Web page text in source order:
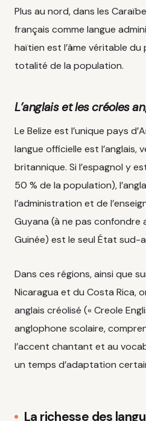
Plus au nord, dans les
français comme langue
haïtien est l’âme véritable
totalité de la population.
L’anglais et les créoles
Le Belize est l’unique pays
langue officielle est l’anglais,
britannique. Si l’espagnol y
50 % de la population),
l’administration et de
Guyana (à ne pas confondre
Guinée) est le seul État sud-
Dans ces régions, ainsi que
Nicaragua et du Costa Rica,
anglais créolisé (« Creole
anglophone scolaire,
l’accent chantant et au
un temps d’adaptation
La richesse des